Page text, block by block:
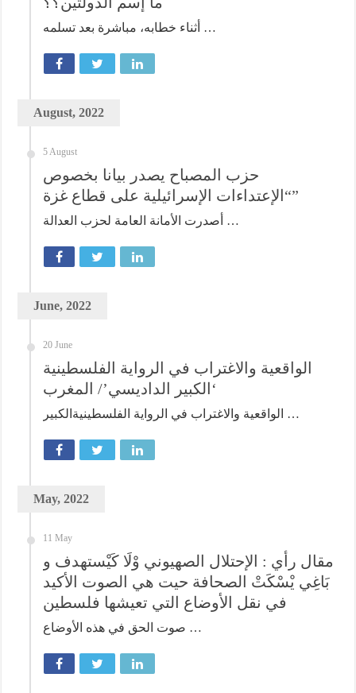
أثناء خطابه، مباشرة بعد تسلمه …
August, 2022
5 August
حزب المصباح يصدر بيانا بخصوص
“الإعتداءات الإسرائيلية على قطاع غزة”
أصدرت الأمانة العامة لحزب العدالة …
June, 2022
20 June
الواقعية والاغتراب في الرواية الفلسطينية
‘الكبير الداديسي’/ المغرب
الواقعية والاغتراب في الرواية الفلسطينيةالكبير …
May, 2022
11 May
مقال رأي : الإحتلال الصهيوني وْلَا كَيْستهدف و
بَاغِي يْسْكَتْ الصحافة حيت هي الصوت الأكيد
في نقل الأوضاع التي تعيشها فلسطين
صوت الحق في هذه الأوضاع …